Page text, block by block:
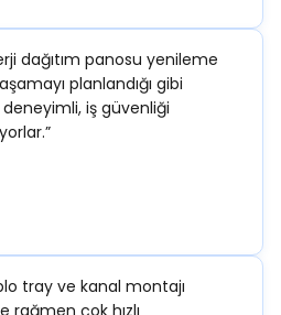
dağıtım panosu yenileme
planlandığı gibi
iş güvenliği
tray ve kanal montajı
rağmen çok hızlı